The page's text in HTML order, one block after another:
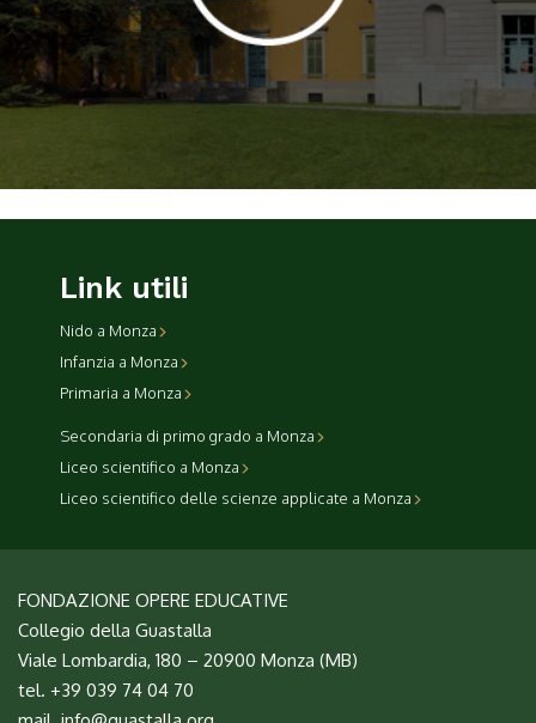
Link utili
Nido a Monza
Infanzia a Monza
Primaria a Monza
Secondaria di primo grado a Monza
Liceo scientifico a Monza
Liceo scientifico delle scienze applicate a Monza
FONDAZIONE OPERE EDUCATIVE
Collegio della Guastalla
Viale Lombardia, 180 – 20900 Monza (MB)
tel. +39 039 74 04 70